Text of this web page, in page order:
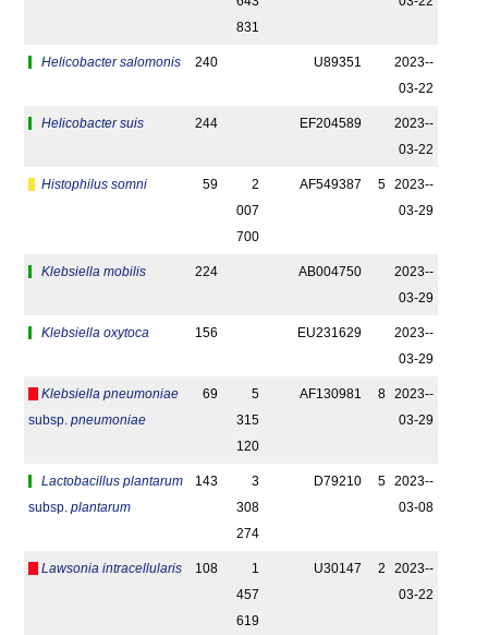
831
Helicobacter salomonis 240 U89351
2023-­
03-22
Helicobacter suis 244 EF204589
2023-­
03-22
Histophilus somni 59
2
007
700
AF549387 5
2023-­
03-29
Klebsiella mobilis 224 AB004750
2023-­
03-29
Klebsiella oxytoca 156 EU231629
2023-­
03-29
Klebsiella pneumoniae
subsp. pneumoniae
69
5
315
120
AF130981 8
2023-­
03-29
Lactobacillus plantarum
subsp. plantarum
143
3
308
274
D79210 5
2023-­
03-08
Lawsonia intracellularis 108
1
457
619
U30147 2
2023-­
03-22